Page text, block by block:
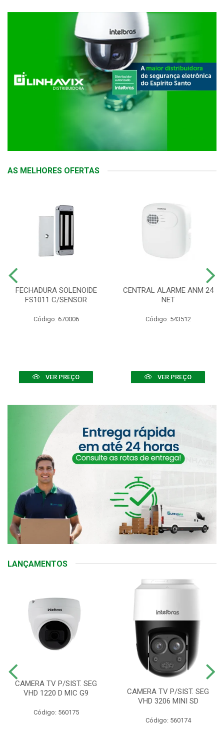
AS MELHORES OFERTAS
FECHADURA SOLENOIDE
FS1011 C/SENSOR
Código: 670006
VER PREÇO
CENTRAL ALARME ANM 24
NET
Código: 543512
VER PREÇO
LANÇAMENTOS
CAMERA TV P/SIST. SEG
VHD 1220 D MIC G9
Código: 560175
CAMERA TV P/SIST. SEG
VHD 3206 MINI SD
Código: 560174